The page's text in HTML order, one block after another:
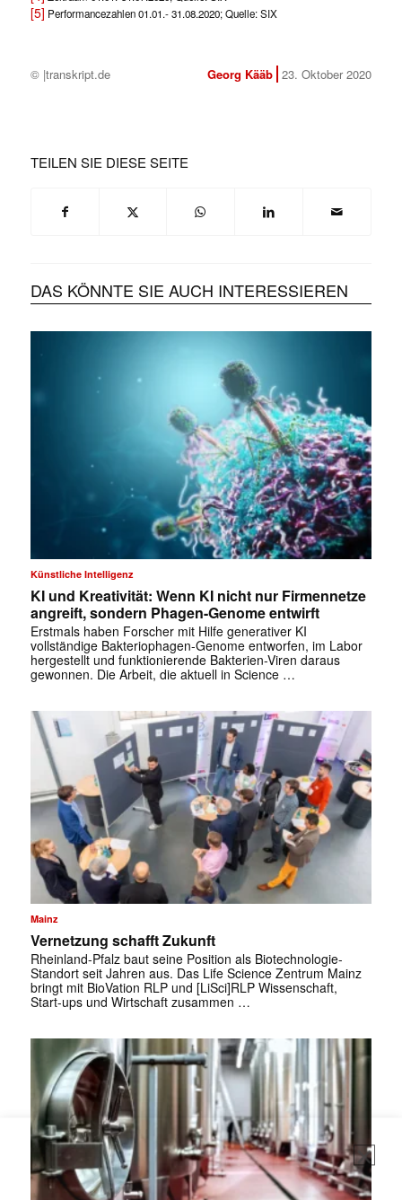
[5] Performancezahlen 01.01.- 31.08.2020; Quelle: SIX
© |transkript.de Georg Kääb 23. Oktober 2020
TEILEN SIE DIESE SEITE
DAS KÖNNTE SIE AUCH INTERESSIEREN
Künstliche Intelligenz
KI und Kreativität: Wenn KI nicht nur Firmennetze
angreift, sondern Phagen-Genome entwirft
Erstmals haben Forscher mit Hilfe generativer KI
vollständige Bakteriophagen-Genome entworfen, im Labor
hergestellt und funktionierende Bakterien-Viren daraus
gewonnen. Die Arbeit, die aktuell in Science …
Mainz
Vernetzung schafft Zukunft
Rheinland-Pfalz baut seine Position als Biotechnologie-
Standort seit Jahren aus. Das Life Science Zentrum Mainz
bringt mit BioVation RLP und [LiSci]RLP Wissenschaft,
Start-ups und Wirtschaft zusammen …